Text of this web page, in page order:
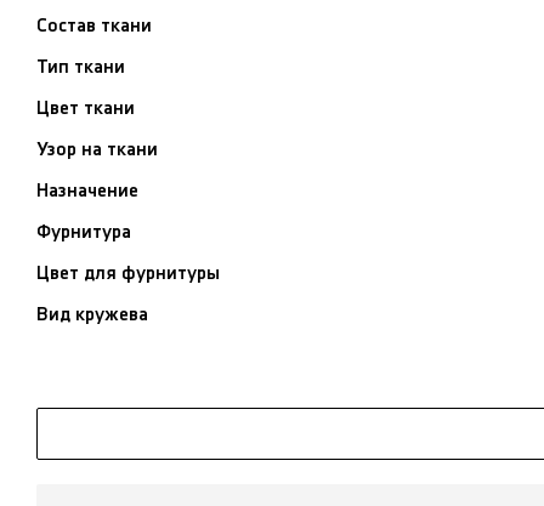
Состав ткани
Тип ткани
Цвет ткани
Узор на ткани
Назначение
Фурнитура
Цвет для фурнитуры
Вид кружева